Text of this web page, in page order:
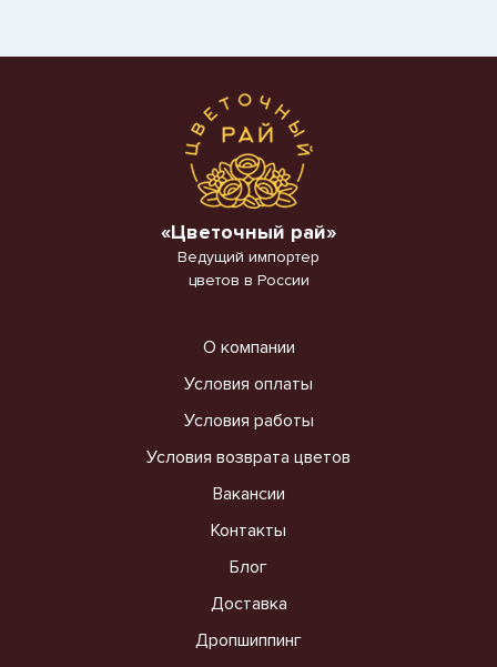
«Цветочный рай»
Ведущий импортер
цветов в России
О компании
Условия оплаты
Условия работы
Условия возврата цветов
Вакансии
Контакты
Блог
Доставка
Дропшиппинг